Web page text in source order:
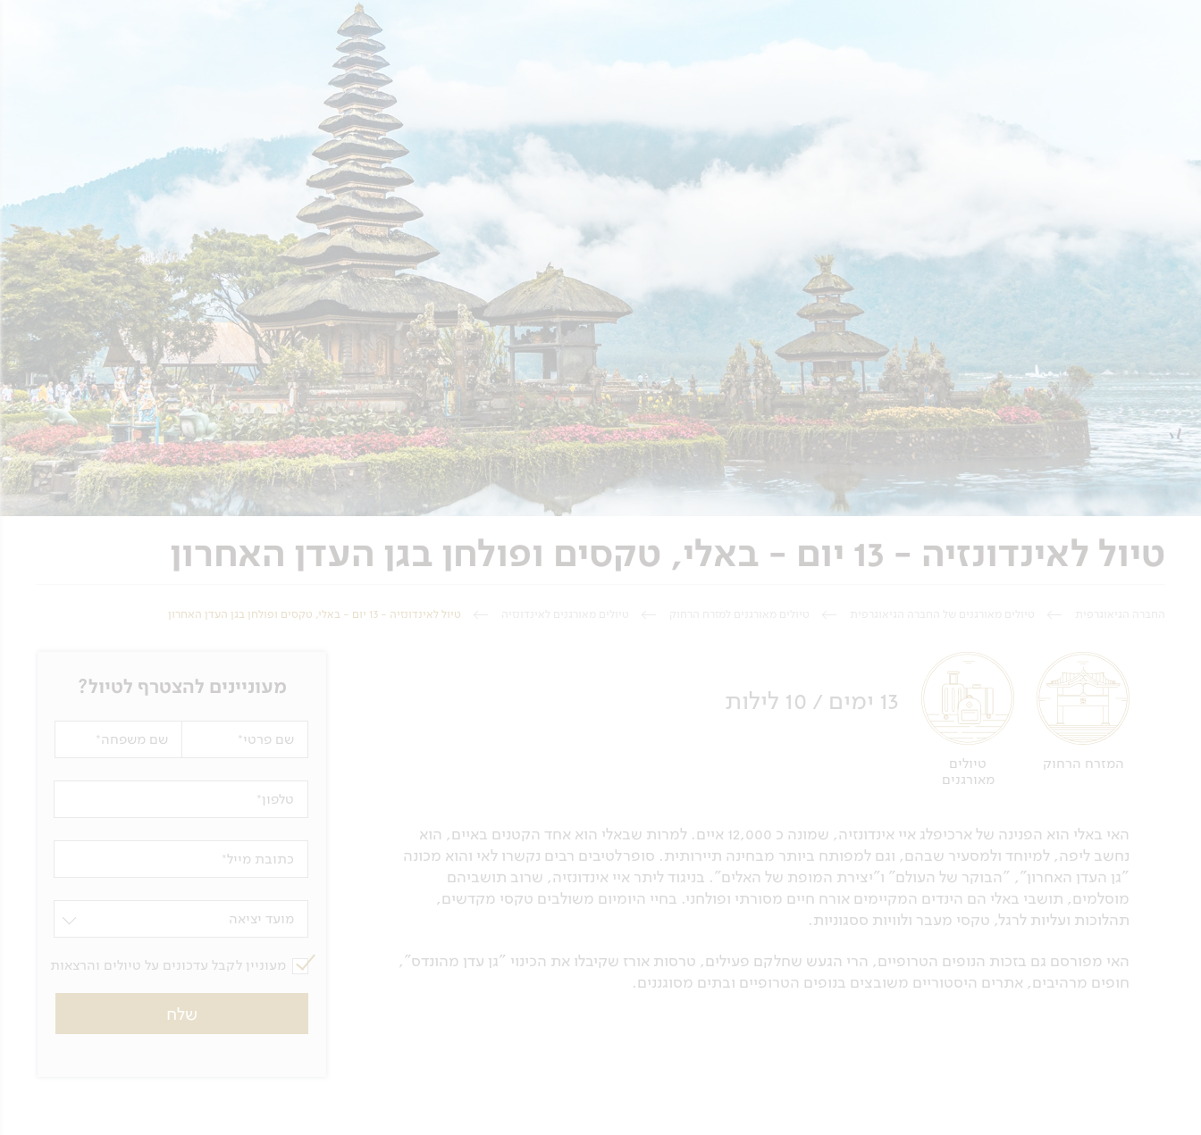
טיול לאינדונזיה - 13 יום - באלי, טקסים ופולחן בגן העדן האחרון
טיול לאינדונזיה - 13 יום - באלי, טקסים ופולחן בגן העדן האחרון
המזרח הרחוק
טיולים
מאורגנים
13 ימים / 10 לילות
האי באלי הוא הפנינה של ארכיפלג איי אינדונזיה, שמונה כ 12,000 איים. למרות שבאלי הוא אחד הקטנים באיים, הוא
נחשב ליפה, למיוחד ולמסעיר שבהם, וגם למפותח ביותר מבחינה תיירותית. סופרלטיבים רבים נקשרו לאי והוא מכונה
"גן העדן האחרון", "הבוקר של העולם" ו"יצירת המופת של האלים". בניגוד ליתר איי אינדונזיה, שרוב תושביהם
מוסלמים, תושבי באלי הם הינדים המקיימים אורח חיים מסורתי ופולחני. בחיי היומיום משולבים טקסי מקדשים,
תהלוכות ועליות לרגל, טקסי מעבר ולוויות ססגוניות.
האי מפורסם גם בזכות הנופים הטרופיים, הרי הגעש שחלקם פעילים, טרסות אורז שקיבלו את הכינוי "גן עדן מהונדס",
חופים מרהיבים, אתרים היסטוריים משובצים בנופים הטרופיים ובתים מסוגננים.
מעוניינים להצטרף לטיול?
שם פרטי שם משפחה
טלפון
כתובת מייל
מועד יציאה
מעוניין לקבל עדכונים על טיולים והרצאות